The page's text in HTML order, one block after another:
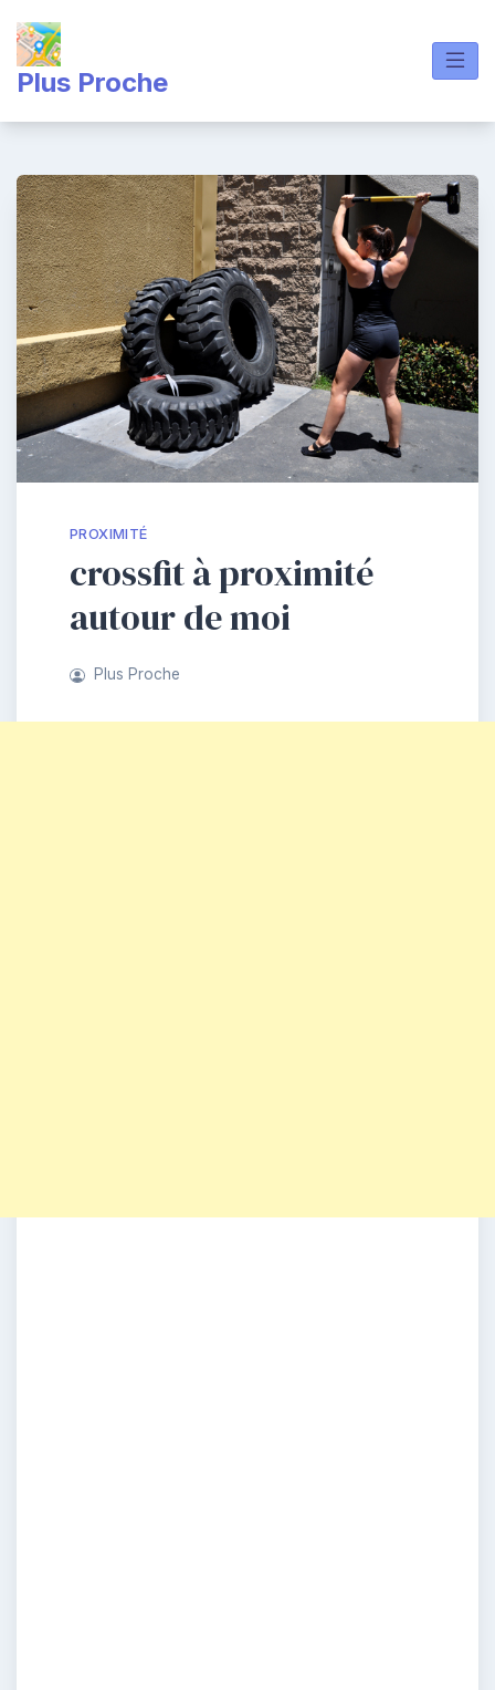
content
Plus Proche
PROXIMITÉ
crossfit à proximité
autour de moi
Plus Proche